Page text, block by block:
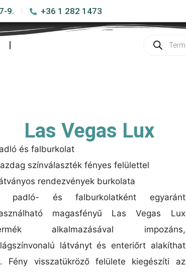
9. +36 1 282 1473
Las Vegas Lux
és falburkolat
színválaszték fényes felülettel
rendezvények burkolata
padló- és falburkolatként egyaránt
magasfényű Las Vegas Lux
alkalmazásával impozáns,
látványt és enteriőrt alakíthat
Fény visszatükröző felülete kiegészíti az